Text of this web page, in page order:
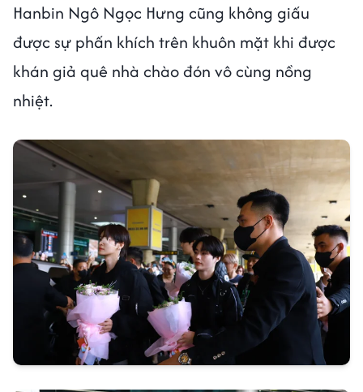
Hanbin Ngô Ngọc Hưng cũng không giấu
được sự phấn khích trên khuôn mặt khi được
khán giả quê nhà chào đón vô cùng nồng
nhiệt.